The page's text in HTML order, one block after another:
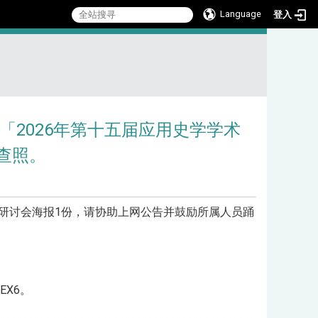
Language 登入
2026年第十五届应用史学学术
。
会海报1份，请协助上网公告并鼓励所属人员踊
。